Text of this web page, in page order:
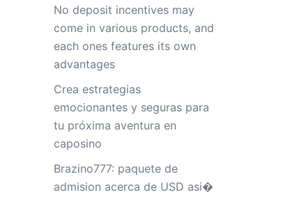
No deposit incentives may
come in various products, and
each ones features its own
advantages
Crea estrategias
emocionantes y seguras para
tu próxima aventura en
caposino
Brazino777: paquete de
admision acerca de USD asi�